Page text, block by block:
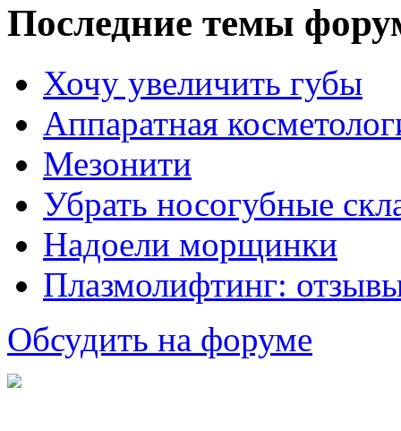
Последние темы
Хочу увеличить губы
Аппаратная
Мезонити
Убрать носогубные
Надоели морщинки
Плазмолифтинг:
Обсудить на форуме